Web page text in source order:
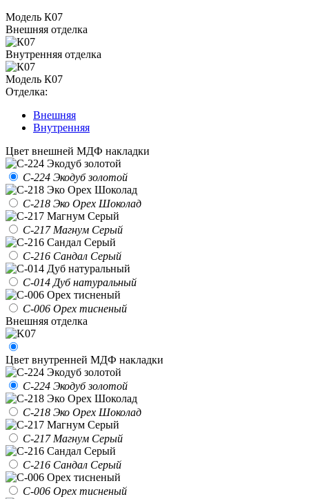
Модель К07
Внешняя отделка
Внутренняя отделка
Модель К07
Отделка:
Внешняя
Внутренняя
Цвет внешней МДФ накладки
С-224 Экодуб золотой
С-218 Эко Орех Шоколад
С-217 Магнум Серый
С-216 Сандал Серый
С-014 Дуб натуральный
С-006 Орех тисненый
Внешняя отделка
Цвет внутренней МДФ накладки
С-224 Экодуб золотой
С-218 Эко Орех Шоколад
С-217 Магнум Серый
С-216 Сандал Серый
С-006 Орех тисненый